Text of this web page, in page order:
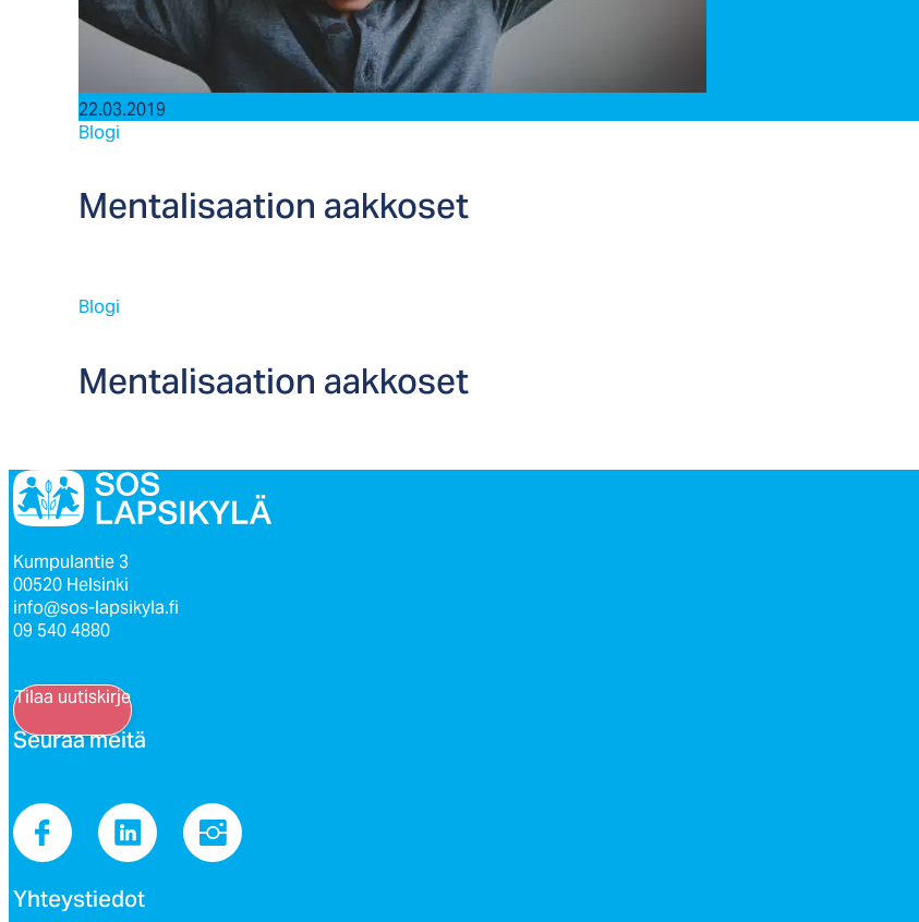
22.03.2019
Blogi
Men­ta­li­saa­tion aak­ko­set
Blogi
Men­ta­li­saa­tion aak­ko­set
Kumpulantie 3
00520 Helsinki
info@sos-lapsikyla.fi
09 540 4880
Tilaa uutiskirje
Seu­raa mei­tä
Yh­teys­tie­dot